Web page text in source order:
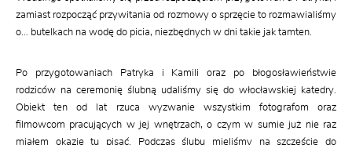
zamiast rozpocząć przywitania od rozmowy o sprzęcie to rozmawialiśmy
o… butelkach na wodę do picia, niezbędnych w dni takie jak tamten.
Po przygotowaniach Patryka i Kamili oraz po błogosławieństwie
rodziców na ceremonię ślubną udaliśmy się do włocławskiej katedry.
Obiekt ten od lat rzuca wyzwanie wszystkim fotografom oraz
filmowcom pracujących w jej wnętrzach, o czym w sumie już nie raz
miałem okazję tu pisać. Podczas ślubu mieliśmy na szczęście do